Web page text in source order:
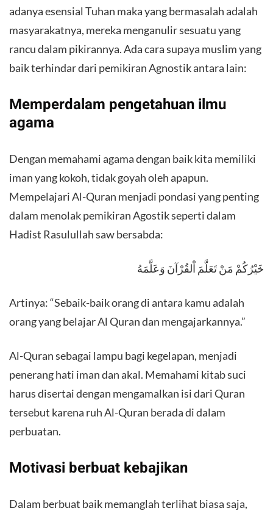
adanya esensial Tuhan maka yang bermasalah adalah
masyarakatnya, mereka menganulir sesuatu yang
rancu dalam pikirannya. Ada cara supaya muslim yang
baik terhindar dari pemikiran Agnostik antara lain:
Memperdalam pengetahuan ilmu
agama
Dengan memahami agama dengan baik kita memiliki
iman yang kokoh, tidak goyah oleh apapun.
Mempelajari Al-Quran menjadi pondasi yang penting
dalam menolak pemikiran Agostik seperti dalam
Hadist Rasulullah saw bersabda:
خَيْرُكُمْ مَنْ تَعَلَّمَ اْلقُرْآنَ وَعَلَّمَهُ
Artinya: “Sebaik-baik orang di antara kamu adalah
orang yang belajar Al Quran dan mengajarkannya.”
Al-Quran sebagai lampu bagi kegelapan, menjadi
penerang hati iman dan akal. Memahami kitab suci
harus disertai dengan mengamalkan isi dari Quran
tersebut karena ruh Al-Quran berada di dalam
perbuatan.
Motivasi berbuat kebajikan
Dalam berbuat baik memanglah terlihat biasa saja,